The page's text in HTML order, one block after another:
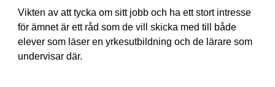
Vikten av att tycka om sitt jobb och ha ett stort intresse
för ämnet är ett råd som de vill skicka med till både
elever som läser en yrkesutbildning och de lärare som
undervisar där.